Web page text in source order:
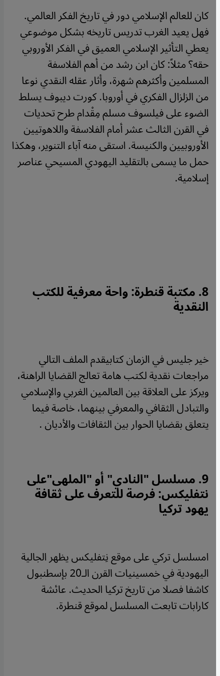
كان للعالم الإسلامي دور في تاريخ الفكر العالمي.
فهل يعيد الغرب تدريس تاريخه بشكل موضوعي
يعطي التأثير الإسلامي العميق في الفكر الأوروبي
حقه؟ مثلاً: كان ابن رشد من أهم الفلاسفة
المسلمين وأكثرهم شهرة، وأثار عقله النقدي نوعا
من الزلزال الفكري في أوروبا. كورت ديبوف يسلط
الضوء على فيلسوف مسلم مِقْدام طرح تحديات
في القرن الثالث عشر أمام الفلاسفة واللاهوتيين
الأوروبيين والكنيسة. استقى منه آباء التنوير، وهكذا
حمل ما يسمى بالتقليد اليهودي المسيحي عناصر
إسلامية.
8. مكتبة قنطرة: واحة معرفية للكتب
النقدية
خير جليس في الزمان كتابيقدم الملف التالي
مراجعات نقدية لكتب هامة تعالج القضايا الراهنة،
ويركز على العلاقة بين العالمين الغربي والإسلامي
والتبادل الثقافي والمعرفي بينهما، خاصة فيما
يتعلق بقضايا الحوار بين الثقافات والأديان .
9. مسلسل "النادي" أو "الملهى"على
نتفليكس: فرصة للتعرف على ثقافة
يهود تركيا
امسلسل تركي على موقع نِتفليكس يظهر الجالية
اليهودية في خمسينيات القرن الـ20 بإسطنبول
كاشفا فصلا من تاريخ تركيا الحديث. عائشة
كارابات تابعت المسلسل لموقع قنطرة.